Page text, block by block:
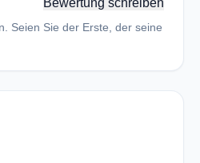
Bewertung schreiben
Seien Sie der Erste, der seine